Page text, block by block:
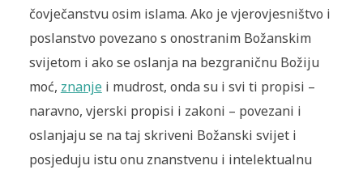
čovječanstvu osim islama. Ako je vjerovjesništvo i
poslanstvo povezano s onostranim Božanskim
svijetom i ako se oslanja na bezgraničnu Božiju
moć, znanjei mudrost, onda su i svi ti propisi –
naravno, vjerski propisi i zakoni – povezani i
oslanjaju se na taj skriveni Božanski svijet i
posjeduju istu onu znanstvenu i intelektualnu